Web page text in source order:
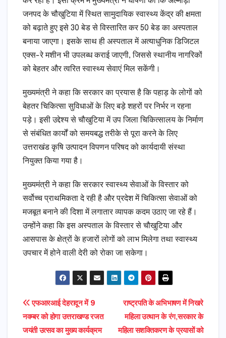
जनपद के चौखुटिया में स्थित सामुदायिक स्वास्थ्य केंद्र की क्षमता
को बढ़ाते हुए इसे 30 बेड से विस्तारित कर 50 बेड का अस्पताल
बनाया जाएगा। इसके साथ ही अस्पताल में अत्याधुनिक डिजिटल
एक्स-रे मशीन भी उपलब्ध कराई जाएगी, जिससे स्थानीय नागरिकों
को बेहतर और त्वरित स्वास्थ्य सेवाएं मिल सकेंगी।
मुख्यमंत्री ने कहा कि सरकार का प्रयास है कि पहाड़ के लोगों को
बेहतर चिकित्सा सुविधाओं के लिए बड़े शहरों पर निर्भर न रहना
पड़े। इसी उद्देश्य से चौखुटिया में उप जिला चिकित्सालय के निर्माण
से संबंधित कार्यों को समयबद्ध तरीके से पूरा करने के लिए
उत्तराखंड कृषि उत्पादन विपणन परिषद को कार्यदायी संस्था
नियुक्त किया गया है।
मुख्यमंत्री ने कहा कि सरकार स्वास्थ्य सेवाओं के विस्तार को
सर्वोच्च प्राथमिकता दे रही है और प्रदेश में चिकित्सा सेवाओं को
मजबूत बनाने की दिशा में लगातार व्यापक कदम उठाए जा रहे हैं।
उन्होंने कहा कि इस अस्पताल के विस्तार से चौखुटिया और
आसपास के क्षेत्रों के हजारों लोगों को लाभ मिलेगा तथा स्वास्थ्य
उपचार में होने वाली देरी को रोका जा सकेगा।
Post
navigation
राष्ट्रपति के अभिभाषण में निखरे
महिला उत्थान के रंग,सरकार के
महिला सशक्तिकरण के प्रयासों को
एफआरआई देहरादून में 9
नवम्बर को होगा उत्तराखण्ड रजत
जयंती उत्सव का मुख्य कार्यक्रम